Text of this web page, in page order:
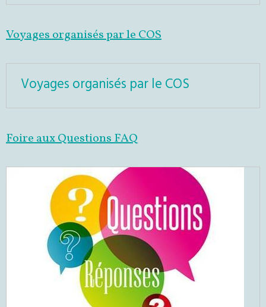
Voyages organisés par le COS
Voyages organisés par le COS
Foire aux Questions FAQ